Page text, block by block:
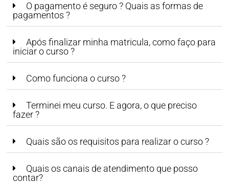
O pagamento é seguro ? Quais as formas de
pagamentos ?
Após finalizar minha matricula, como faço para
iniciar o curso ?
Como funciona o curso ?
Terminei meu curso. E agora, o que preciso
fazer ?
Quais são os requisitos para realizar o curso ?
Quais os canais de atendimento que posso
contar?